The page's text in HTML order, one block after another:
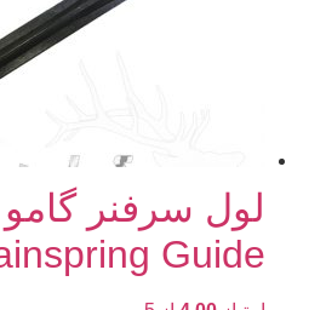
Guide